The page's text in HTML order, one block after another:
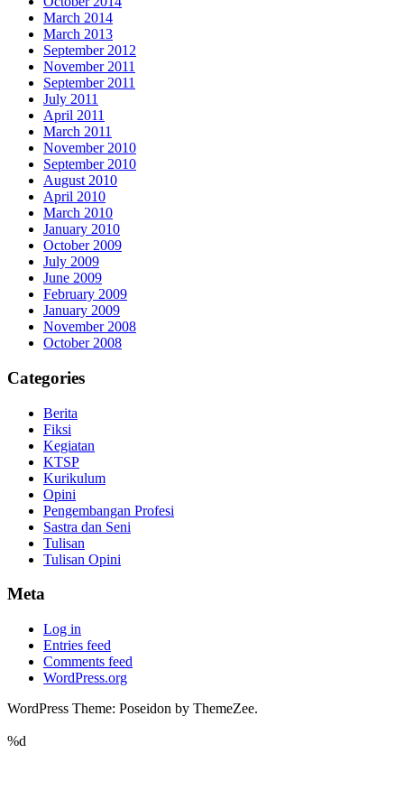
March 2014
March 2013
September 2012
November 2011
September 2011
July 2011
April 2011
March 2011
November 2010
September 2010
August 2010
April 2010
March 2010
January 2010
October 2009
July 2009
June 2009
February 2009
January 2009
November 2008
October 2008
Categories
Berita
Fiksi
Kegiatan
KTSP
Kurikulum
Opini
Pengembangan Profesi
Sastra dan Seni
Tulisan
Tulisan Opini
Meta
Log in
Entries feed
Comments feed
WordPress.org
WordPress Theme: Poseidon by ThemeZee.
%d